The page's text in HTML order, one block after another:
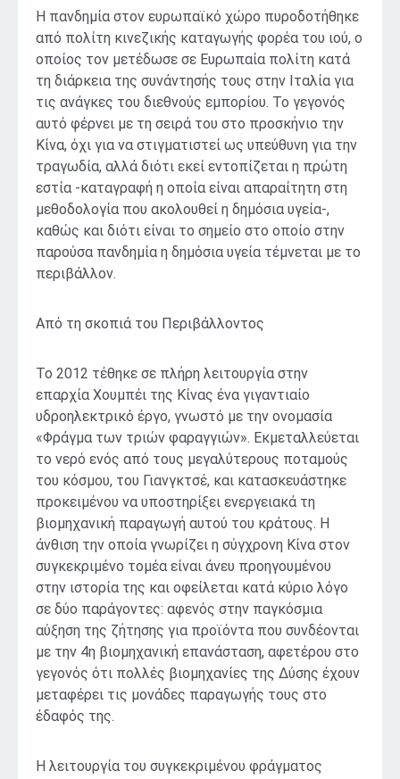
Η πανδημία στον ευρωπαϊκό χώρο πυροδοτήθηκε
από πολίτη κινεζικής καταγωγής φορέα του ιού, ο
οποίος τον μετέδωσε σε Ευρωπαία πολίτη κατά
τη διάρκεια της συνάντησής τους στην Ιταλία για
τις ανάγκες του διεθνούς εμπορίου. Το γεγονός
αυτό φέρνει με τη σειρά του στο προσκήνιο την
Κίνα, όχι για να στιγματιστεί ως υπεύθυνη για την
τραγωδία, αλλά διότι εκεί εντοπίζεται η πρώτη
εστία -καταγραφή η οποία είναι απαραίτητη στη
μεθοδολογία που ακολουθεί η δημόσια υγεία-,
καθώς και διότι είναι το σημείο στο οποίο στην
παρούσα πανδημία η δημόσια υγεία τέμνεται με το
περιβάλλον.
Από τη σκοπιά του Περιβάλλοντος
Το 2012 τέθηκε σε πλήρη λειτουργία στην
επαρχία Χουμπέι της Κίνας ένα γιγαντιαίο
υδροηλεκτρικό έργο, γνωστό με την ονομασία
«Φράγμα των τριών φαραγγιών». Εκμεταλλεύεται
το νερό ενός από τους μεγαλύτερους ποταμούς
του κόσμου, του Γιανγκτσέ, και κατασκευάστηκε
προκειμένου να υποστηρίξει ενεργειακά τη
βιομηχανική παραγωγή αυτού του κράτους. Η
άνθιση την οποία γνωρίζει η σύγχρονη Κίνα στον
συγκεκριμένο τομέα είναι άνευ προηγουμένου
στην ιστορία της και οφείλεται κατά κύριο λόγο
σε δύο παράγοντες: αφενός στην παγκόσμια
αύξηση της ζήτησης για προϊόντα που συνδέονται
με την 4η βιομηχανική επανάσταση, αφετέρου στο
γεγονός ότι πολλές βιομηχανίες της Δύσης έχουν
μεταφέρει τις μονάδες παραγωγής τους στο
έδαφός της.
Η λειτουργία του συγκεκριμένου φράγματος